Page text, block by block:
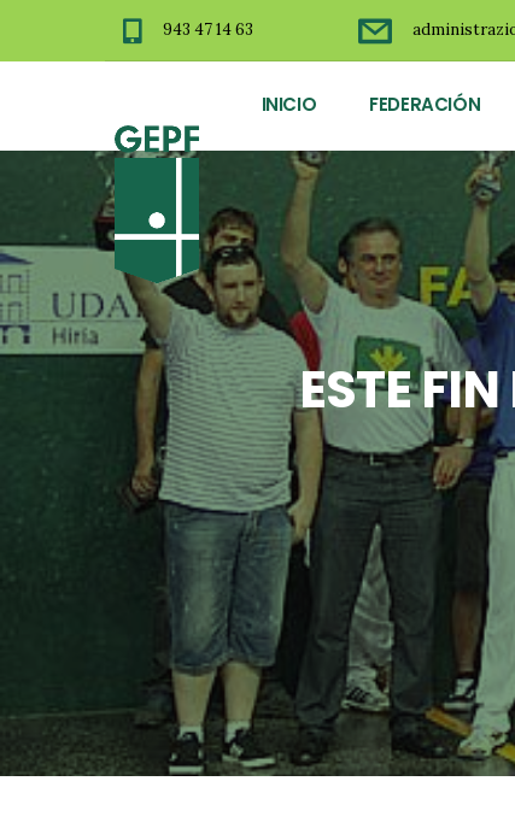
943 47 14 63
INICIO FEDERACIÓN
ESTE